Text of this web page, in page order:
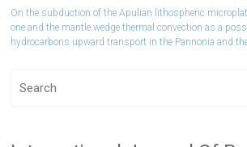
On the subduction of the Apulian lithospheric
one and the mantle wedge thermal convection as a
hydrocarbons upward transport in the Pannonia and